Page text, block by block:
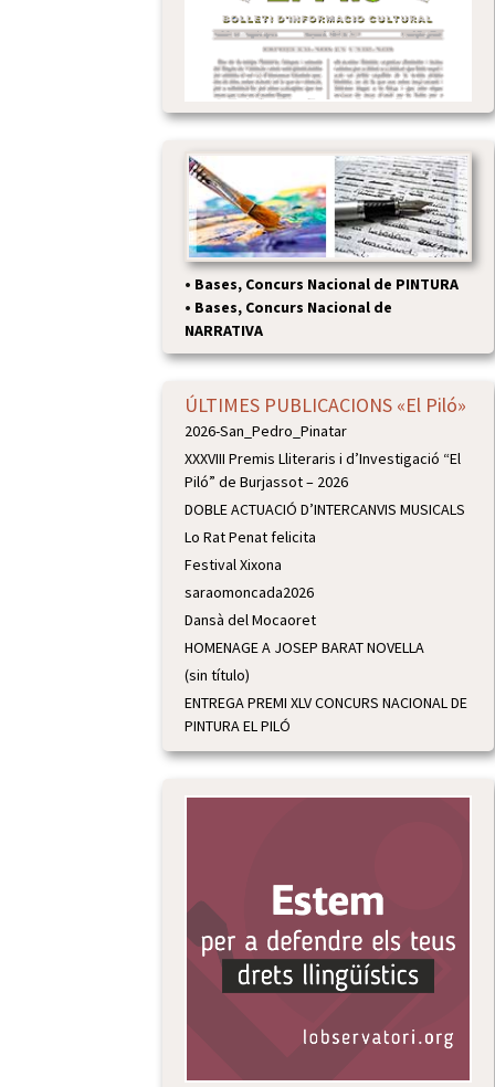
• Bases, Concurs Nacional de PINTURA
• Bases, Concurs Nacional de
NARRATIVA
ÚLTIMES PUBLICACIONS «El Piló»
2026-San_Pedro_Pinatar
XXXVIII Premis Lliteraris i d’Investigació “El
Piló” de Burjassot – 2026
DOBLE ACTUACIÓ D’INTERCANVIS MUSICALS
Lo Rat Penat felicita
Festival Xixona
saraomoncada2026
Dansà del Mocaoret
HOMENAGE A JOSEP BARAT NOVELLA
(sin título)
ENTREGA PREMI XLV CONCURS NACIONAL DE
PINTURA EL PILÓ